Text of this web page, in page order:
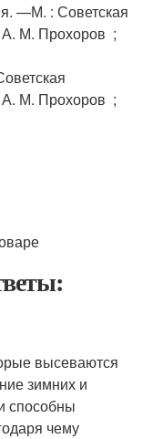
—М. : Советская
А. М. Прохоров ;
А. М. Прохоров ;
высеваются
зимних и
способны
чему